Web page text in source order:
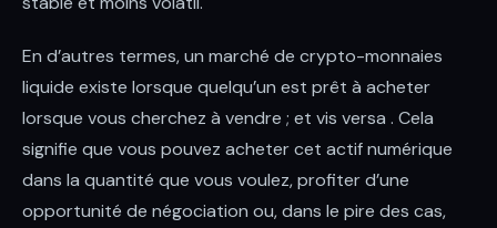
En d’autres termes, un marché de crypto-monnaies
liquide existe lorsque quelqu’un est prêt à acheter
lorsque vous cherchez à vendre ; et vis versa . Cela
signifie que vous pouvez acheter cet actif numérique
dans la quantité que vous voulez, profiter d’une
opportunité de négociation ou, dans le pire des cas,